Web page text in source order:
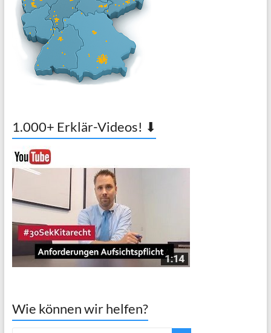
1.000+ Erklär-Videos! ⬇
Wie können wir helfen?